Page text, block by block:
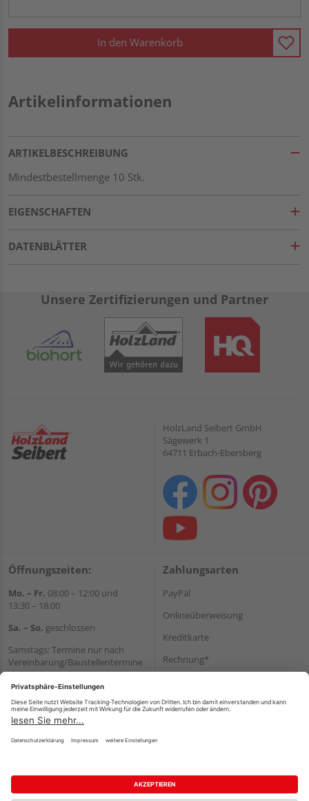
In den Warenkorb
Artikelinformationen
ARTIKELBESCHREIBUNG
Mindestbestellmenge 10 Stk.
EIGENSCHAFTEN
DATENBLÄTTER
Unsere Zertifizierungen und Partner
HolzLand Seibert GmbH
Sägewerk 1
64711 Erbach-Ebersberg
Öffnungszeiten:
Mo. – Fr. 08:00 – 12:00 und
13:30 – 18:00
Sa. – So. geschlossen
Samstags: Termine nur nach
Vereinbarung/Baustellentermine
Wir helfen Ihnen gerne
weiter
Tel.:+49 6062 956180
E-Mail:shop@holzland-seibert.de
Zahlungsarten
PayPal
Onlineüberweisung
Kreditkarte
Rechnung*
Versand
Impressum AGB Widerruf
Datenschutz
Reservierungsbedingungen
Vertrag widerrufen